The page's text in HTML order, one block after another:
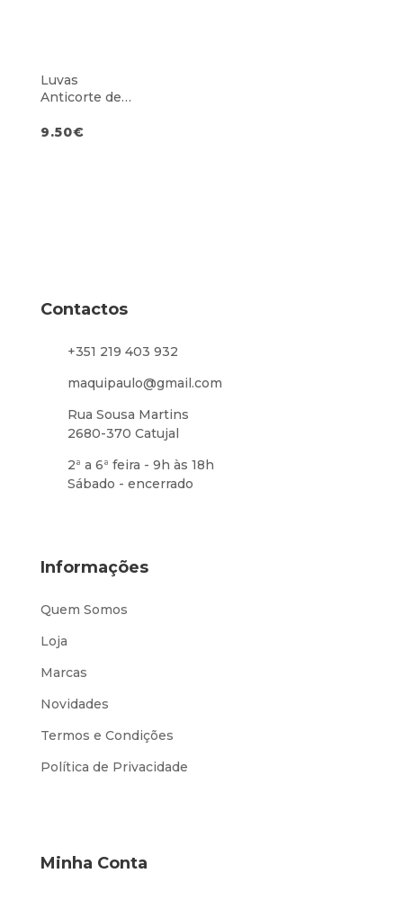
Luvas
Anticorte de
9.50€
Contactos
+351 219 403 932
maquipaulo@gmail.com
Rua Sousa Martins
2680-370 Catujal
2ª a 6ª feira - 9h às 18h
Sábado - encerrado
Informações
Quem Somos
Loja
Marcas
Novidades
Termos e Condições
Política de Privacidade
Minha Conta